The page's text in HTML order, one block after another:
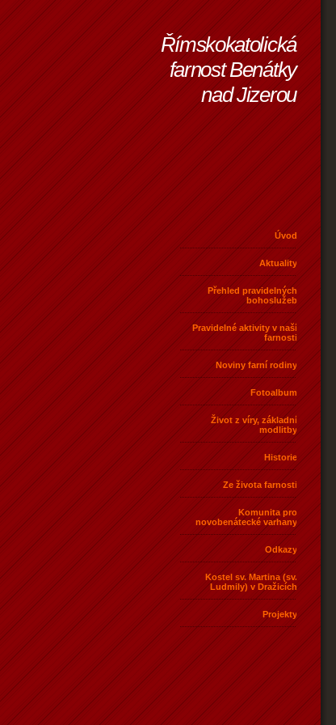
Římskokatolická
farnost Benátky
nad Jizerou
Úvod
Aktuality
Přehled pravidelných
bohoslužeb
Pravidelné aktivity v naší
farnosti
Noviny farní rodiny
Fotoalbum
Život z víry, základní
modlitby
Historie
Ze života farnosti
Komunita pro
novobenátecké varhany
Odkazy
Kostel sv. Martina (sv.
Ludmily) v Dražicích
Projekty